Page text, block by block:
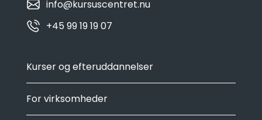
info@kursuscentret.nu
+45 99 19 19 07
Kurser og efteruddannelser
For virksomheder